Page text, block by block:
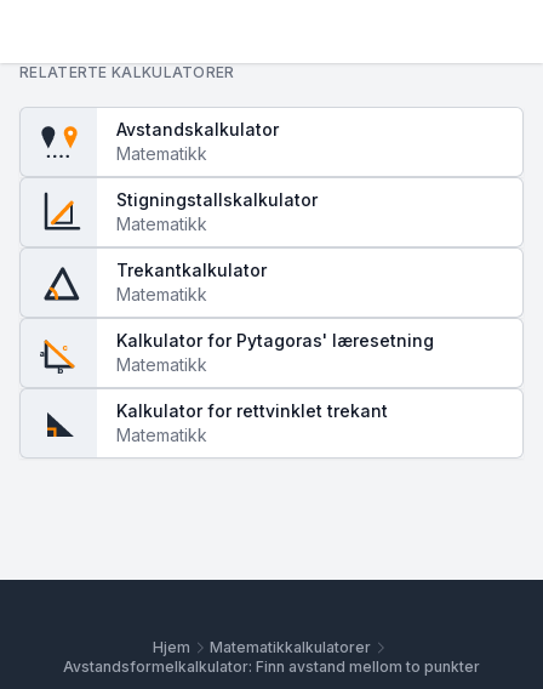
RELATERTE KALKULATORER
Avstandskalkulator
Matematikk
Stigningstallskalkulator
Matematikk
Trekantkalkulator
Matematikk
a
b
c
Kalkulator for Pytagoras' læresetning
Matematikk
Kalkulator for rettvinklet trekant
Matematikk
Hjem
Matematikkalkulatorer
Avstandsformelkalkulator: Finn avstand mellom to punkter